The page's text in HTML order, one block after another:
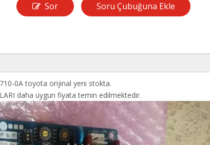
Sor Soru Çubuğuna Ekle
0A toyota orijinal yeni stokta.
daha uygun fiyata temin edilmektedir.